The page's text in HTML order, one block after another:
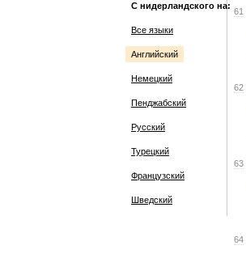
С нидерландского на:
Все языки
Английский
Немецкий
Пенджабский
Русский
Турецкий
Французский
Шведский
61
62
63
64